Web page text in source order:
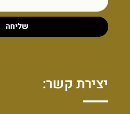
שליחה
יצירת קשר: